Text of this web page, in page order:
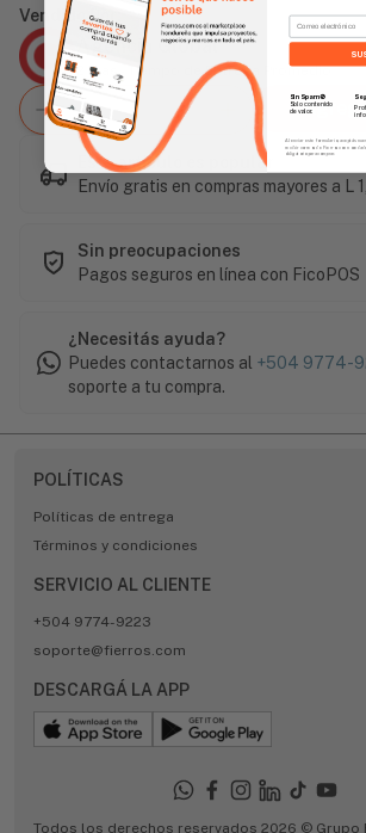
Vendido Por:
Agencia Global
2 días - Tiempo de Entrega Promedio
Este artículo es popular
Envío gratis en compras mayores a L
Sin preocupaciones
Pagos seguros en línea con FicoPOS
¿Necesitás ayuda?
Puedes contactarnos al +504 9774-
soporte a tu compra.
POLÍTICAS
Políticas de entrega
Términos y condiciones
SERVICIO AL CLIENTE
+504 9774-9223
soporte@fierros.com
DESCARGÁ LA APP
Todos los derechos reservados 2026 © Grupo
Email
Sin Spam 🚫
Solo contenido
de valor.
Al enviar este formulario, aceptás
recibir correos de Fierros con
obligatorio para comprar.